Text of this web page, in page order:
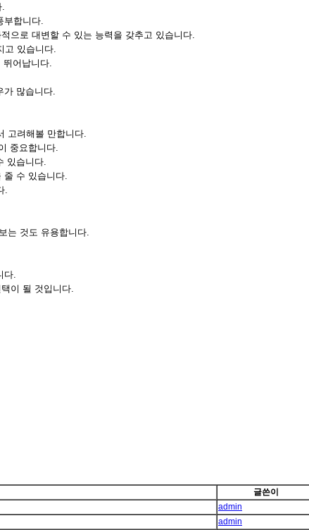
합니다.
으로 대변할 수 있는 능력을 갖추고 있습니다.
고 있습니다.
어납니다.
많습니다.
고려해볼 만합니다.
중요합니다.
있습니다.
수 있습니다.
.
는 것도 유용합니다.
다.
이 될 것입니다.
글쓴이
admin
admin